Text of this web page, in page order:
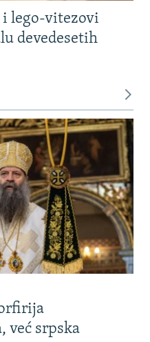
lego-vitezovi
devedesetih
već srpska